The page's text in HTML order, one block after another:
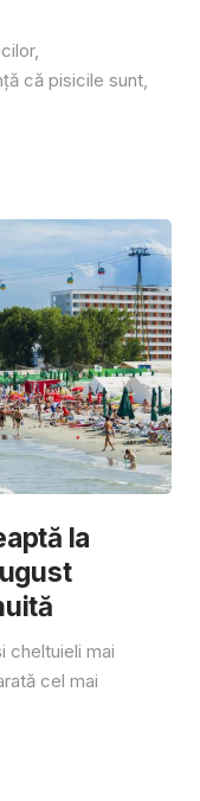
că pisicile sunt,
la
cheltuieli mai
cel mai